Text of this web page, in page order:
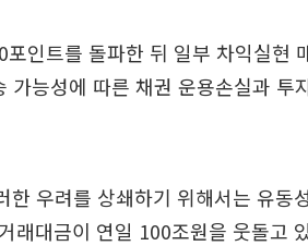
인트를 돌파한 뒤 일부 차익실현
가능성에 따른 채권 운용손실과 투
한 우려를 상쇄하기 위해서는 유동
래대금이 연일 100조원을 웃돌고